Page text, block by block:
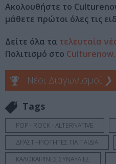
Ακολουθήστε το
μάθετε πρώτοι όλες τις
Δείτε όλα τα τελευταία
Πολιτισμό στο
Νέοι Διαγωνισμοί ❯
Tags
POP - ROCK - ALTERNATIVE
ΔΡΑΣΤΗΡΙΟΤΗΤΕΣ ΓΙΑ ΠΑΙΔΙΑ
ΚΑΛΟΚΑΙΡΙΝΕΣ ΣΥΝΑΥΛΙΕΣ